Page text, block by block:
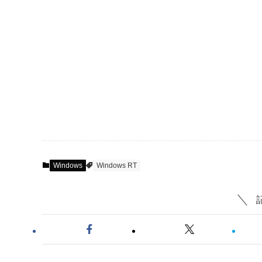
Windows Windows RT